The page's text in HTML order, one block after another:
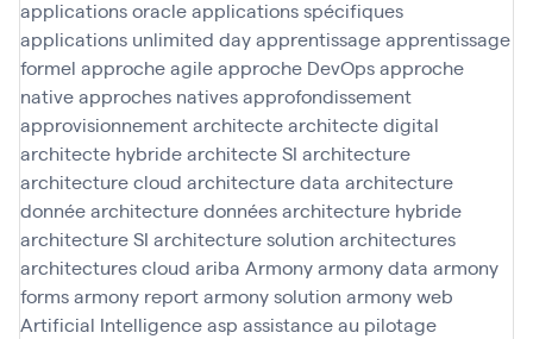
applications oracleapplications spécifiques
applications unlimited dayapprentissageapprentissage
formel approche agileapproche DevOpsapproche
nativeapproches nativesapprofondissement
approvisionnementarchitectearchitecte digital
architecte hybridearchitecte SI architecture
architecture cloud architecture data architecture
donnéearchitecture donnéesarchitecture hybride
architecture SI architecture solution architectures
architectures cloud ariba Armonyarmony data armony
formsarmony reportarmony solution armony web
Artificial Intelligenceasp assistance au pilotage